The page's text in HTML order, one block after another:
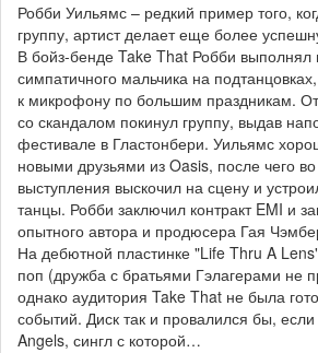
Робби Уильямс – редкий пример того,
группу, артист делает еще более
В бойз-бенде Take That Робби выполнял
симпатичного мальчика на
к микрофону по большим праздникам.
со скандалом покинул группу, выдав
фестивале в Гластонбери. Уильямс
новыми друзьями из Oasis, после чего
выступления выскочил на сцену и
танцы. Робби заключил контракт EMI и
опытного автора и продюсера Гая
На дебютной пластинке "Life Thru A
поп (дружба с братьями Гэлагерами не
однако аудитория Take That не была
событий. Диск так и провалился бы,
Angels, сингл с которой…